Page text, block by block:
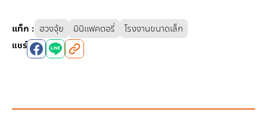
แท็ก : ฮวงจุ้ย มินิแฟคตอรี่
โรงงานขนาดเล็ก
แชร์